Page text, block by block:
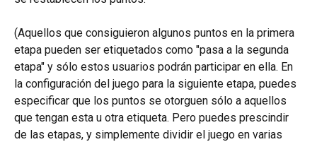
(Aquellos que consiguieron algunos puntos en la primera
etapa pueden ser etiquetados como "pasa a la segunda
etapa" y sólo estos usuarios podrán participar en ella. En
la configuración del juego para la siguiente etapa, puedes
especificar que los puntos se otorguen sólo a aquellos
que tengan esta u otra etiqueta. Pero puedes prescindir
de las etapas, y simplemente dividir el juego en varias